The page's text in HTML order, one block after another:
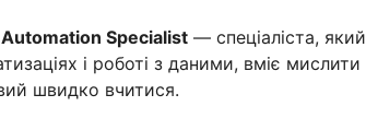
Specialist — спеціаліста, який
і роботі з даними, вміє мислити
швидко вчитися.